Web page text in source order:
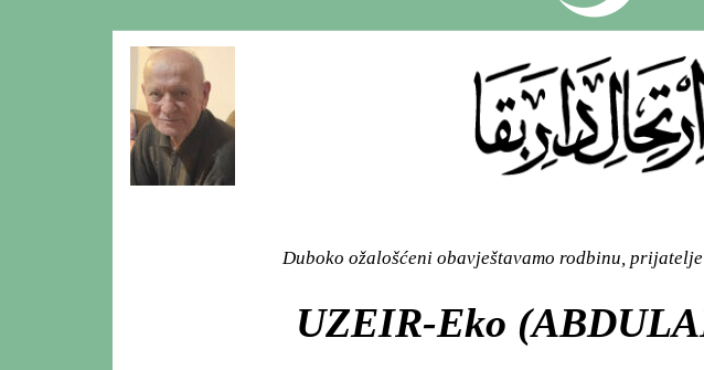
Duboko ožalošćeni obavještavamo rodbinu,
UZEIR-Eko